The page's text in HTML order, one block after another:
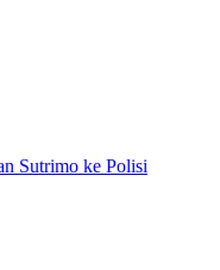
Sutrimo ke Polisi